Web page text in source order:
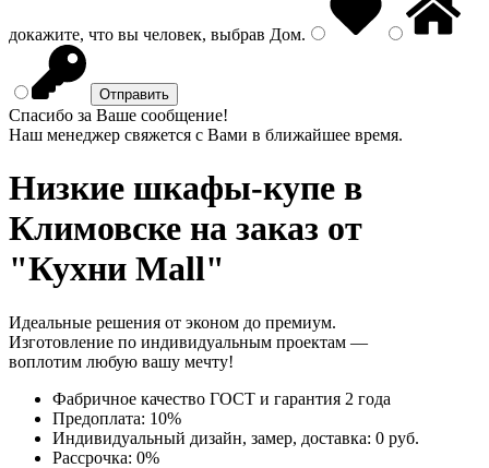
докажите, что вы человек, выбрав Дом.
Спасибо за Ваше сообщение!
Наш менеджер свяжется с Вами в ближайшее время.
Низкие шкафы-купе в
Климовске на заказ от
"Кухни Mall"
Идеальные решения от эконом до премиум.
Изготовление по индивидуальным проектам —
воплотим любую вашу мечту!
Фабричное качество ГОСТ и гарантия 2 года
Предоплата: 10%
Индивидуальный дизайн, замер, доставка: 0 руб.
Рассрочка: 0%